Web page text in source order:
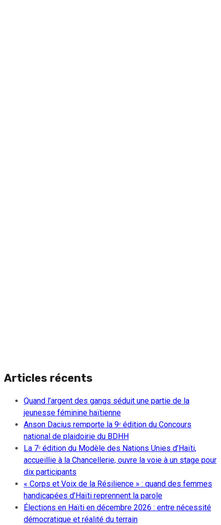
Articles récents
Quand l’argent des gangs séduit une partie de la
jeunesse féminine haïtienne
Anson Dacius remporte la 9ᵉ édition du Concours
national de plaidoirie du BDHH
La 7ᵉ édition du Modèle des Nations Unies d’Haïti,
accueillie à la Chancellerie, ouvre la voie à un stage pour
dix participants
« Corps et Voix de la Résilience » : quand des femmes
handicapées d’Haïti reprennent la parole
Élections en Haïti en décembre 2026 : entre nécessité
démocratique et réalité du terrain